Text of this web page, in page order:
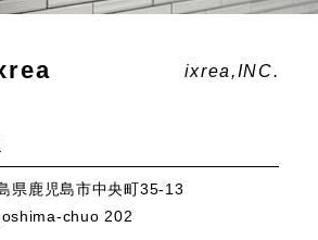
ixrea,INC.
県鹿児島市中央町35-13
chuo 202